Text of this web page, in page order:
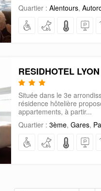
Quartier : Alentours,
RESIDHOTEL
Située dans le 3e
résidence hôtelière
appartements, à partir...
Quartier : 3ème, Gares,